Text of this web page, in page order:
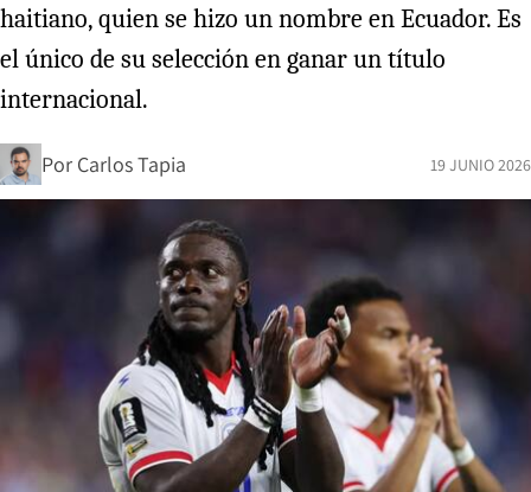
haitiano, quien se hizo un nombre en Ecuador. Es
el único de su selección en ganar un título
internacional.
Por Carlos Tapia 19 JUNIO 2026